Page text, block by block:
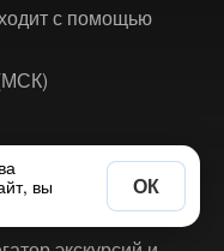
с помощью
вы
ОК